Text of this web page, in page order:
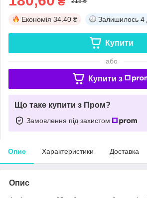
Економія 34.40 ₴ Залишилось 4
Купити
або
Купити з
Що таке купити з Пром?
Замовлення під захистом
Опис Характеристики Доставка
Опис